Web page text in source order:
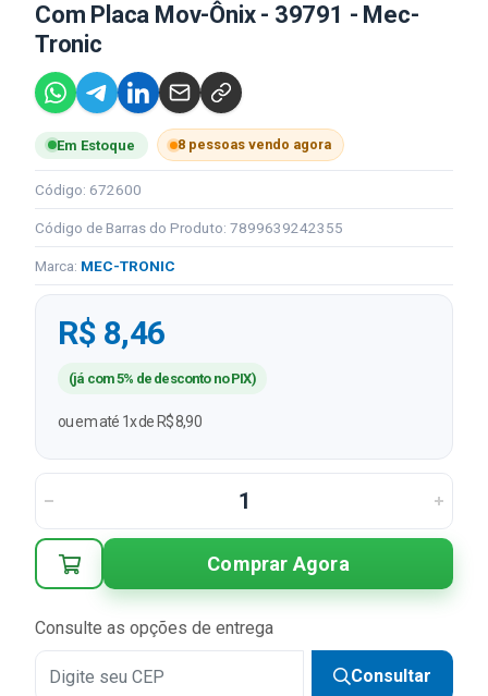
Com Placa Mov-Ônix - 39791 - Mec-
Tronic
Em Estoque 8 pessoas vendo agora
Código: 672600
Código de Barras do Produto: 7899639242355
Marca: MEC-TRONIC
R$ 8,46
(já com 5% de desconto no PIX)
ou em até 1x de R$ 8,90
Comprar Agora
Consulte as opções de entrega
Consultar